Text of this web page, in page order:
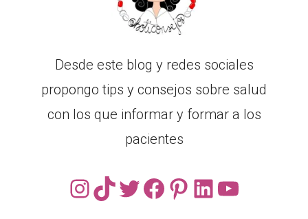
Desde este blog y redes sociales
propongo tips y consejos sobre salud
con los que informar y formar a los
pacientes
Instagram
TikTok
Twitter
Facebook
Pinterest
LinkedIn